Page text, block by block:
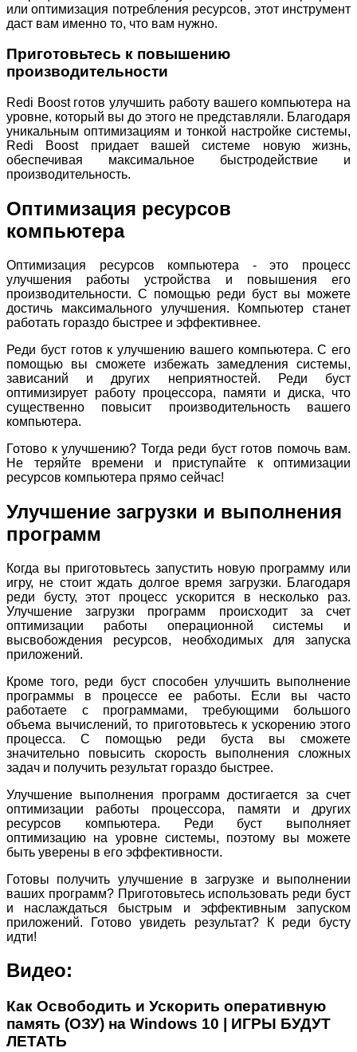
или оптимизация потребления ресурсов, этот инструмент
даст вам именно то, что вам нужно.
Приготовьтесь к повышению
производительности
Redi Boost готов улучшить работу вашего компьютера на
уровне, который вы до этого не представляли. Благодаря
уникальным оптимизациям и тонкой настройке системы,
Redi Boost придает вашей системе новую жизнь,
обеспечивая максимальное быстродействие и
производительность.
Оптимизация ресурсов
компьютера
Оптимизация ресурсов компьютера - это процесс
улучшения работы устройства и повышения его
производительности. С помощью реди буст вы можете
достичь максимального улучшения. Компьютер станет
работать гораздо быстрее и эффективнее.
Реди буст готов к улучшению вашего компьютера. С его
помощью вы сможете избежать замедления системы,
зависаний и других неприятностей. Реди буст
оптимизирует работу процессора, памяти и диска, что
существенно повысит производительность вашего
компьютера.
Готово к улучшению? Тогда реди буст готов помочь вам.
Не теряйте времени и приступайте к оптимизации
ресурсов компьютера прямо сейчас!
Улучшение загрузки и выполнения
программ
Когда вы приготовьтесь запустить новую программу или
игру, не стоит ждать долгое время загрузки. Благодаря
реди бусту, этот процесс ускорится в несколько раз.
Улучшение загрузки программ происходит за счет
оптимизации работы операционной системы и
высвобождения ресурсов, необходимых для запуска
приложений.
Кроме того, реди буст способен улучшить выполнение
программы в процессе ее работы. Если вы часто
работаете с программами, требующими большого
объема вычислений, то приготовьтесь к ускорению этого
процесса. С помощью реди буста вы сможете
значительно повысить скорость выполнения сложных
задач и получить результат гораздо быстрее.
Улучшение выполнения программ достигается за счет
оптимизации работы процессора, памяти и других
ресурсов компьютера. Реди буст выполняет
оптимизацию на уровне системы, поэтому вы можете
быть уверены в его эффективности.
Готовы получить улучшение в загрузке и выполнении
ваших программ? Приготовьтесь использовать реди буст
и наслаждаться быстрым и эффективным запуском
приложений. Готово увидеть результат? К реди бусту
идти!
Видео:
Как Освободить и Ускорить оперативную
память (ОЗУ) на Windows 10 | ИГРЫ БУДУТ
ЛЕТАТЬ